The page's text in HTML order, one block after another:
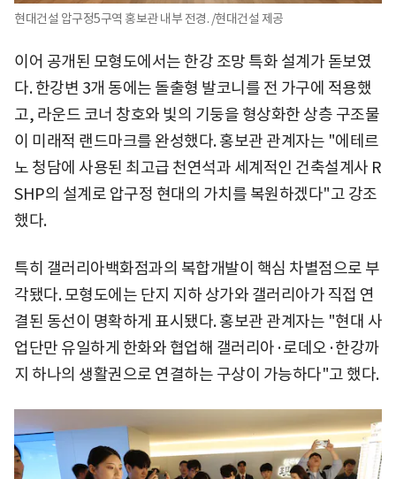
현대건설 압구정5구역 홍보관 내부 전경. /현대건설 제공
이어 공개된 모형도에서는 한강 조망 특화 설계가 돋보였
다. 한강변 3개 동에는 돌출형 발코니를 전 가구에 적용했
고, 라운드 코너 창호와 빛의 기둥을 형상화한 상층 구조물
이 미래적 랜드마크를 완성했다. 홍보관 관계자는 "에테르
노 청담에 사용된 최고급 천연석과 세계적인 건축설계사 R
SHP의 설계로 압구정 현대의 가치를 복원하겠다"고 강조
했다.
특히 갤러리아백화점과의 복합개발이 핵심 차별점으로 부
각됐다. 모형도에는 단지 지하 상가와 갤러리아가 직접 연
결된 동선이 명확하게 표시됐다. 홍보관 관계자는 "현대 사
업단만 유일하게 한화와 협업해 갤러리아·로데오·한강까
지 하나의 생활권으로 연결하는 구상이 가능하다"고 했다.